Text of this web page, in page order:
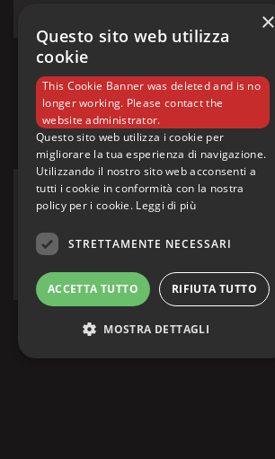
17 18
24 25 26 27
1 2 3
×
Questo sito web utilizza
cookie
This Cookie Banner was deleted and is no
longer working. Please contact the
website administrator.
Questo sito web utilizza i cookie per
migliorare la tua esperienza di navigazione.
Utilizzando il nostro sito web acconsenti a
tutti i cookie in conformità con la nostra
policy per i cookie. Leggi di più
STRETTAMENTE NECESSARI
ACCETTA TUTTO RIFIUTA TUTTO
MOSTRA DETTAGLI